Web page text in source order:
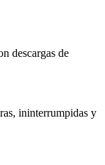
descargas de
ininterrumpidas y